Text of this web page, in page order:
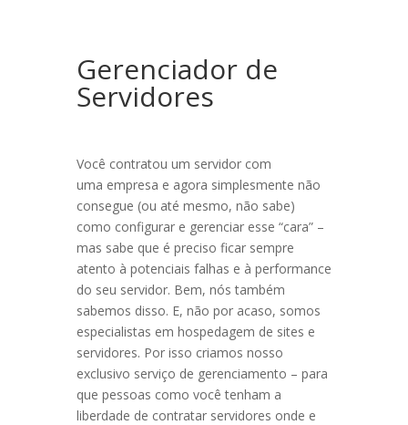
Gerenciador de
Servidores
Você contratou um servidor com
uma empresa e agora simplesmente não
consegue (ou até mesmo, não sabe)
como configurar e gerenciar esse “cara” –
mas sabe que é preciso ficar sempre
atento à potenciais falhas e à performance
do seu servidor. Bem, nós também
sabemos disso. E, não por acaso, somos
especialistas em hospedagem de sites e
servidores. Por isso criamos nosso
exclusivo serviço de gerenciamento – para
que pessoas como você tenham a
liberdade de contratar servidores onde e